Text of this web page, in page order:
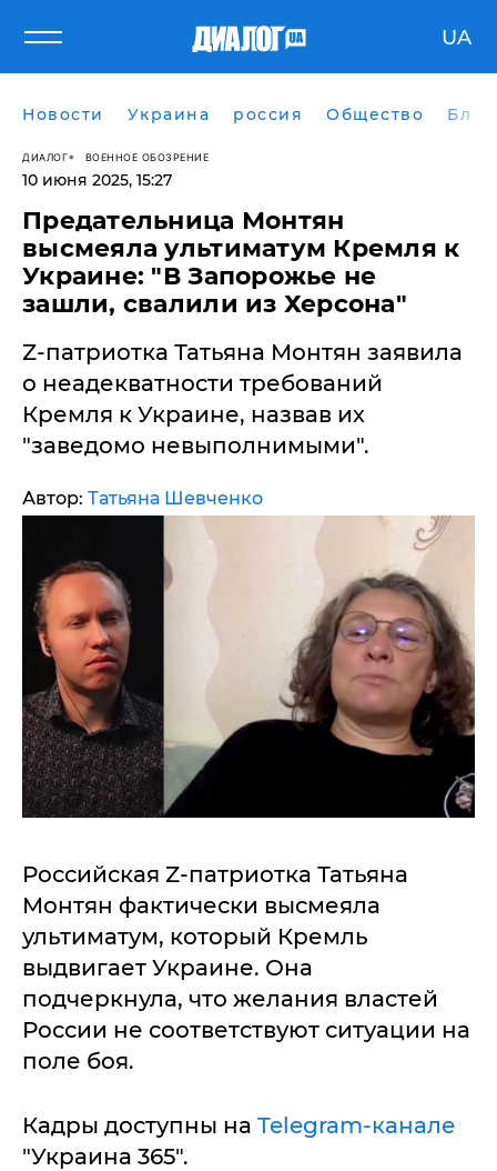
UA
Новости Украина россия Общество
ДИАЛОГ ВОЕННОЕ ОБОЗРЕНИЕ
10 июня 2025, 15:27
​Предательница Монтян
высмеяла ультиматум Кремля к
Украине: "В Запорожье не
зашли, свалили из Херсона"
Z-патриотка Татьяна Монтян заявила
о неадекватности требований
Кремля к Украине, назвав их
"заведомо невыполнимыми".
Автор: Татьяна Шевченко
Российская Z-патриотка Татьяна
Монтян фактически высмеяла
ультиматум, который Кремль
выдвигает Украине. Она
подчеркнула, что желания властей
России не соответствуют ситуации на
поле боя.
Кадры доступны на Telegram-канале
"Украина 365".